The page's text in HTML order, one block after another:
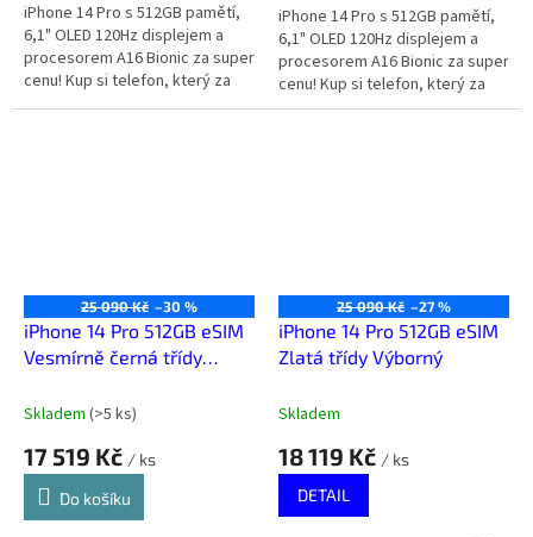
iPhone 14 Pro s 512GB pamětí,
6,1" OLED 120Hz displejem a
procesorem A16 Bionic za super
cenu! Kup si telefon, který za
málo peněz zahraje spoustu
iPhone 14 Pro s 512GB pamětí,
6,1" OLED 120Hz displejem a
procesorem A16 Bionic za super
cenu! Kup si telefon, který za
málo peněz zahraje spoustu
25 090 Kč –30 %
iPhone 14 Pro 512GB eSIM
Vesmírně černá třídy
Skladem (>5 ks)
17 519 Kč / ks
Do košíku
25 090 Kč –27 %
iPhone 14 Pro 512GB eSIM
Zlatá třídy Výborný
Skladem
18 119 Kč / ks
DETAIL